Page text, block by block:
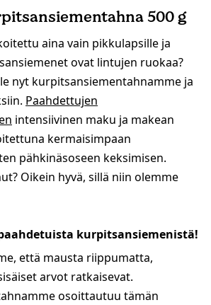
500 g
aina vain pikkulapsille ja
ovat lintujen ruokaa?
nyt kurpitsansiementahnamme ja
Paahdettujen
intensiivinen maku ja makean
kermaisimpaan
pähkinäsoseen keksimisen.
Oikein hyvä, sillä niin olemme
kurpitsansiemenistä!
että mausta riippumatta,
arvot ratkaisevat.
osoittautuu tämän